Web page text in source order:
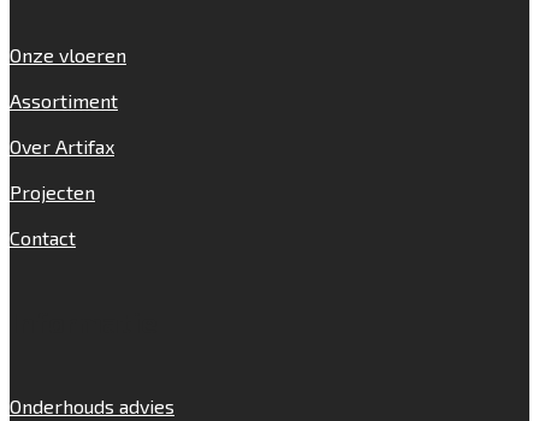
Onze vloeren
Assortiment
Over Artifax
Projecten
Contact
Onderhouds advies